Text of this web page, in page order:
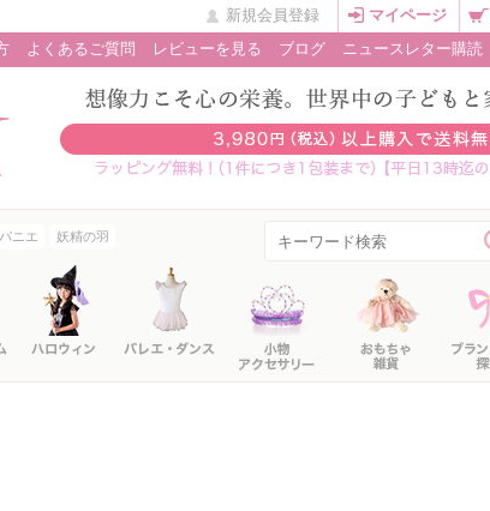
新規会員登録 マイページ
よくあるご質問 レビューを見る ブログ ニュースレター購読
パニエ 妖精の羽